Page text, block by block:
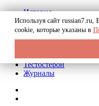
История
Биография
Криминал
Реклама на сайте
Тестостерон
Журналы
Используя сайт russian7.ru,
cookie, которые указаны в